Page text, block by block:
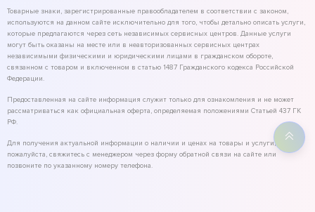
Товарные знаки, зарегистрированные правообладателем в соответствии с законом,
используются на данном сайте исключительно для того, чтобы детально описать услуги,
которые предлагаются через сеть независимых сервисных центров. Данные услуги
могут быть оказаны на месте или в неавторизованных сервисных центрах
независимыми физическими и юридическими лицами в гражданском обороте,
связанном с товаром и включенном в статью 1487 Гражданского кодекса Российской
Федерации.
Предоставленная на сайте информация служит только для ознакомления и не может
рассматриваться как официальная оферта, определяемая положениями Статьей 437 ГК
РФ.
Для получения актуальной информации о наличии и ценах на товары и услуги,
пожалуйста, свяжитесь с менеджером через форму обратной связи на сайте или
позвоните по указанному номеру телефона.